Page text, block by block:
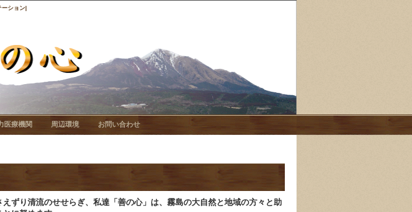
ション|
医療機関 周辺環境 お問い合わせ
ずり清流のせせらぎ、私達「善の心」は、霧島の大自然と地域の方々と助